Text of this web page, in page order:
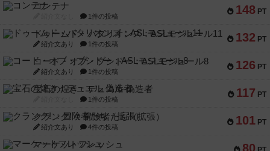
148 PT
コンテナ
1件の投稿
132 PT
ドゥームド・バタリオンズ：ASLモジュール11
紹介文あり 1件の投稿
126 PT
コード・オブ・ブシドー：ASLモジュール8
紹介文あり 1件の投稿
117 PT
宝石の煌き：デュエル 偽造者
1件の投稿
101 PT
クランク! ：冒険者たち（拡張）
紹介文あり 4件の投稿
80
マーケットフレッシュ